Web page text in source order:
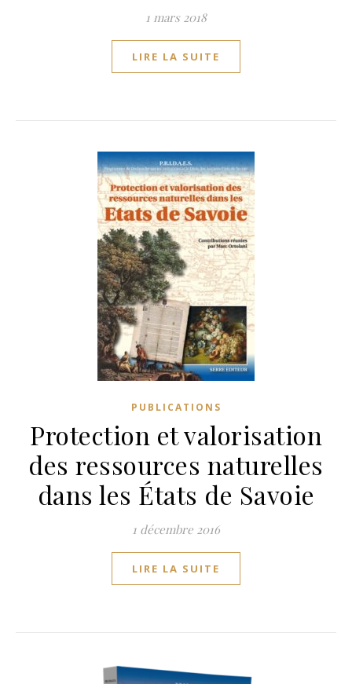
1 mars 2018
LIRE LA SUITE
PUBLICATIONS
Protection et valorisation
des ressources naturelles
dans les États de Savoie
1 décembre 2016
LIRE LA SUITE